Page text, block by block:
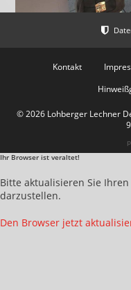
Kontakt
© 2026 Lohberger Lechner
Ihr Browser ist veraltet!
Bitte aktualisieren Sie
darzustellen.
Den Browser jetzt